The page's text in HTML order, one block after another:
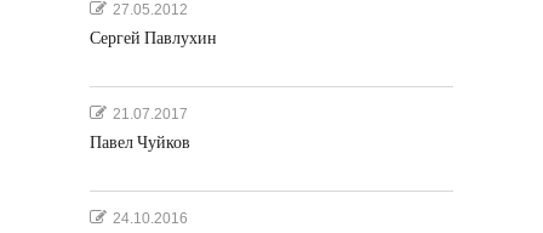
27.05.2012
Сергей Павлухин
21.07.2017
Павел Чуйков
24.10.2016